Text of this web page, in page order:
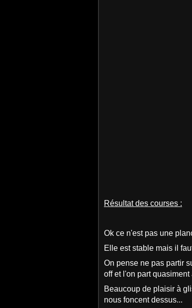
Résultat des courses :
Ok ce n'est pas une
Elle est stable mais il
On pense ne pas partir
off et l'on part quasiment
Beaucoup de plaisir à
nous foncent dessus...